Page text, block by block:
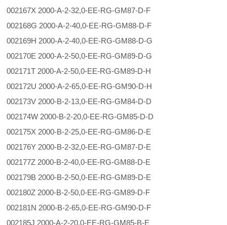
002167X 2000-A-2-32,0-EE-RG-GM87-D-F
002168G 2000-A-2-40,0-EE-RG-GM88-D-F
002169H 2000-A-2-40,0-EE-RG-GM88-D-G
002170E 2000-A-2-50,0-EE-RG-GM89-D-G
002171T 2000-A-2-50,0-EE-RG-GM89-D-H
002172U 2000-A-2-65,0-EE-RG-GM90-D-H
002173V 2000-B-2-13,0-EE-RG-GM84-D-D
002174W 2000-B-2-20,0-EE-RG-GM85-D-D
002175X 2000-B-2-25,0-EE-RG-GM86-D-E
002176Y 2000-B-2-32,0-EE-RG-GM87-D-E
002177Z 2000-B-2-40,0-EE-RG-GM88-D-E
002179B 2000-B-2-50,0-EE-RG-GM89-D-E
002180Z 2000-B-2-50,0-EE-RG-GM89-D-F
002181N 2000-B-2-65,0-EE-RG-GM90-D-F
002185J 2000-A-2-20,0-EE-RG-GM85-B-E